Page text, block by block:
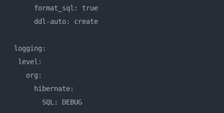
      format_sql: true
      ddl-auto: create
logging:
  level:
    org:
      hibernate:
        SQL: DEBUG